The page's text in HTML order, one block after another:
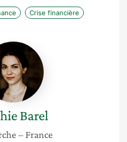
Crise financière
Sophie
Barel
Barel
– France